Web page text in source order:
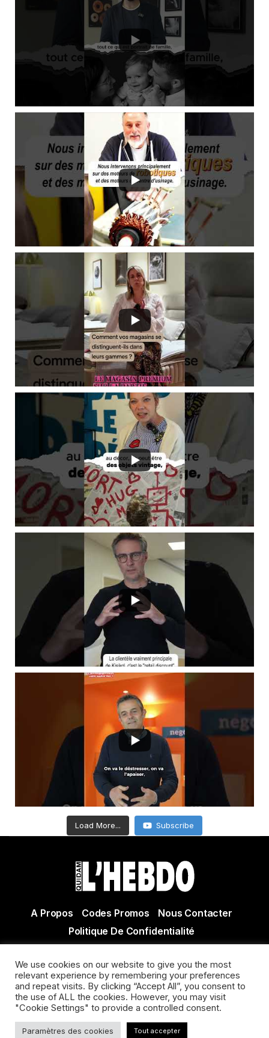
Load More... Subscribe
A Propos Codes Promos
Nous Contacter
Politique De Confidentialité
Actualité Agen - Actualité en lot et Garonne - Actualité
Villeneuve sur Lot
We use cookies on our website to give you the most
relevant experience by remembering your preferences
and repeat visits. By clicking “Accept All”, you consent to
the use of ALL the cookies. However, you may visit
"Cookie Settings" to provide a controlled consent.
Paramètres des cookies Tout accepter